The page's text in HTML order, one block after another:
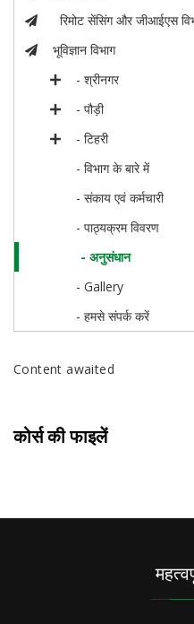
रिमोट सेंसिंग और जीआईएस
भूविज्ञान विभाग
- श्रीनगर
- पौड़ी
- टिहरी
- विभाग के बारे में
- संकाय एवं कर्मचारी
- पाठ्यक्रम विवरण
- अनुसंधान
- Gallery
- हमसे संपर्क करें
Content awaited
कोर्स की फाइलें